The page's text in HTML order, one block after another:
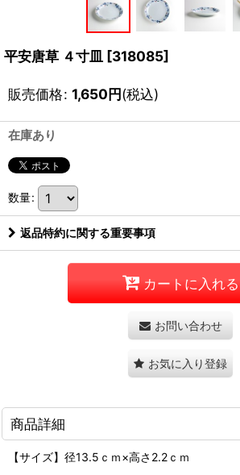
平安唐草 ４寸皿 [318085]
販売価格: 1,650円(税込)
在庫あり
数量:
返品特約に関する重要事項
カートに入れる
お問い合わせ
お気に入り登録
商品詳細
【サイズ】径13.5ｃｍ×高さ2.2ｃｍ